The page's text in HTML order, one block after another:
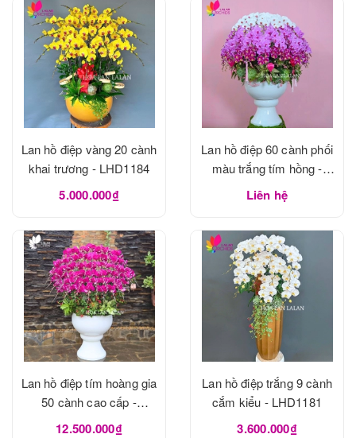
Lan hồ điệp vàng 20 cành
khai trương - LHD1184
5.000.000₫
Lan hồ điệp 60 cành phối
màu trắng tím hồng -
LHD1183
Liên hệ
Lan hồ điệp tím hoàng gia
50 cành cao cấp -
LHD1182
12.500.000₫
Lan hồ điệp trắng 9 cành
cắm kiểu - LHD1181
3.600.000₫